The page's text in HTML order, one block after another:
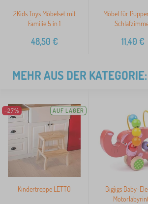
2Kids Toys Möbelset mit
Familie 5 in 1
48,50 €
Möbel für
11,40 €
MEHR AUS DER KATEGORIE:
-27% AUF LAGER
Kindertreppe LETTO
Bigjigs Baby-